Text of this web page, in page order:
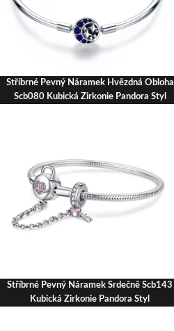
Stříbrné Pevný Náramek Hvězdná Obloha
Scb080 Kubická Zirkonie Pandora Styl
Stříbrné Pevný Náramek Srdečně Scb143
Kubická Zirkonie Pandora Styl